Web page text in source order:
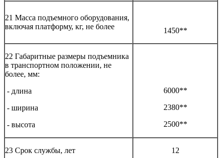
21 Масса подъемного оборудования,
включая платформу, кг, не более
1450**
22 Габаритные размеры подъемника
в транспортном положении, не
более, мм:
- длина
- ширина
- высота
6000**
2380**
2500**
23 Срок службы, лет 12